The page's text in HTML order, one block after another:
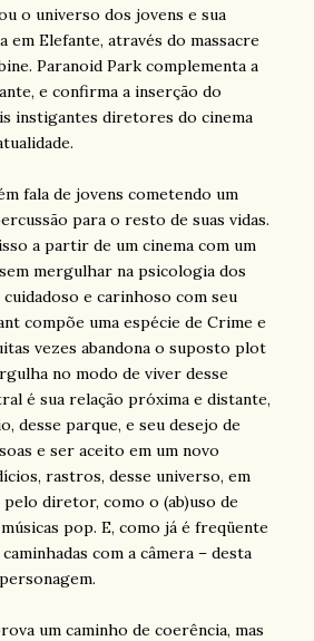
o universo dos jovens e sua
em Elefante, através do massacre
Paranoid Park complementa a
e confirma a inserção do
instigantes diretores do cinema
fala de jovens cometendo um
para o resto de suas vidas.
a partir de um cinema com um
mergulhar na psicologia dos
e carinhoso com seu
compõe uma espécie de Crime e
vezes abandona o suposto plot
no modo de viver desse
é sua relação próxima e distante,
desse parque, e seu desejo de
e ser aceito em um novo
rastros, desse universo, em
diretor, como o (ab)uso de
pop. E, como já é freqüente
com a câmera – desta
um caminho de coerência, mas